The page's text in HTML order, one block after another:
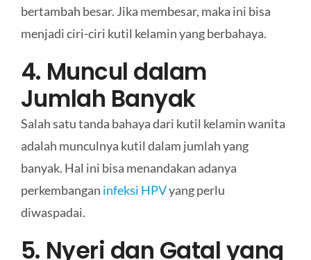
bertambah besar. Jika membesar, maka ini bisa
menjadi ciri-ciri kutil kelamin yang berbahaya.
4. Muncul dalam
Jumlah Banyak
Salah satu tanda bahaya dari kutil kelamin wanita
adalah munculnya kutil dalam jumlah yang
banyak. Hal ini bisa menandakan adanya
perkembangan infeksi HPVyang perlu
diwaspadai.
5. Nyeri dan Gatal yang